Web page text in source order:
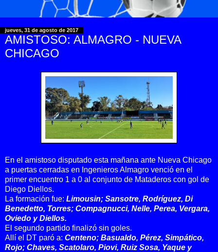
jueves, 31 de agosto de 2017
AMISTOSO: ALMAGRO - NUEVA
CHICAGO
En el amistoso disputado esta mañana ante Nueva Chicago
a puertas cerradas en Ingenieros Almagro venció en el
primer encuentro 1 a 0 al conjunto de Mataderos con gol de
Diego Diellos.
La formación fue: Limousin; Sansotre, Rodríguez, Di
Benedetto, Torres; Compagnucci, Nelle, Perea, Vergara,
Oviedo y Diellos.
El segundo partido finalizó sin goles.
Allí el DT paró a: Centeno; Basualdo, Pérez, Simpático,
Rojo; Chaves, Scatolaro, Piovi, Ruiz Sosa, Yaque y